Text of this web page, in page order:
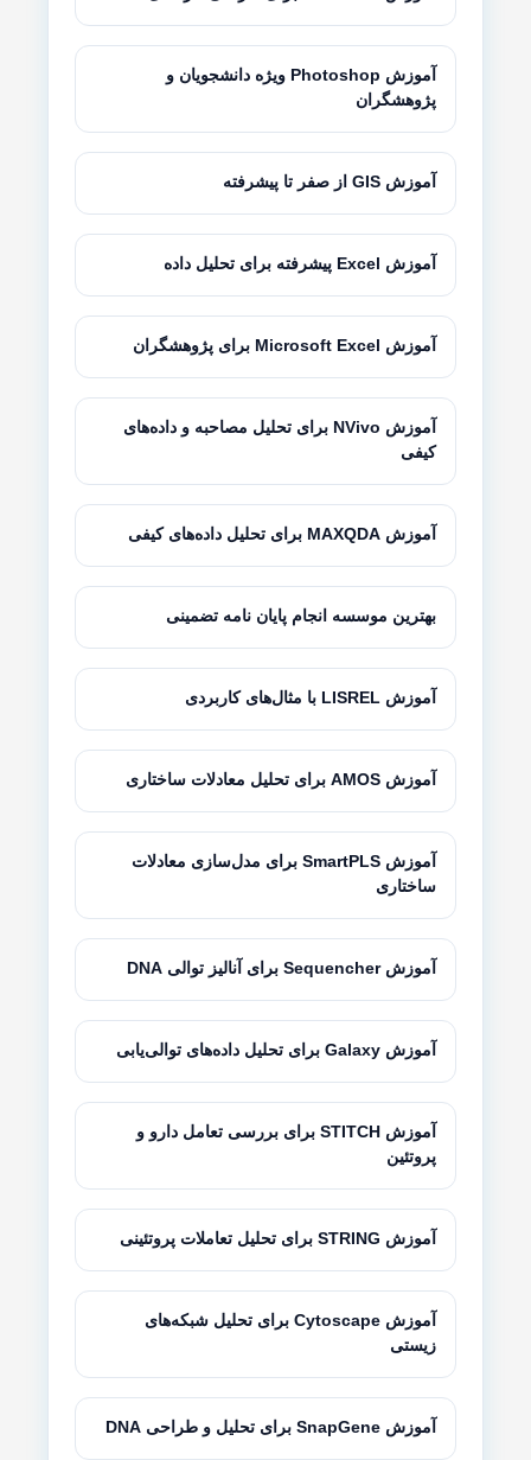
آموزش Photoshop ویژه دانشجویان و
پژوهشگران
آموزش GIS از صفر تا پیشرفته
آموزش Excel پیشرفته برای تحلیل داده
آموزش Microsoft Excel برای پژوهشگران
آموزش NVivo برای تحلیل مصاحبه و داده‌های
کیفی
آموزش MAXQDA برای تحلیل داده‌های کیفی
بهترین موسسه انجام پایان نامه تضمینی
آموزش LISREL با مثال‌های کاربردی
آموزش AMOS برای تحلیل معادلات ساختاری
آموزش SmartPLS برای مدل‌سازی معادلات
ساختاری
آموزش Sequencher برای آنالیز توالی DNA
آموزش Galaxy برای تحلیل داده‌های توالی‌یابی
آموزش STITCH برای بررسی تعامل دارو و
پروتئین
آموزش STRING برای تحلیل تعاملات پروتئینی
آموزش Cytoscape برای تحلیل شبکه‌های
زیستی
آموزش SnapGene برای تحلیل و طراحی DNA